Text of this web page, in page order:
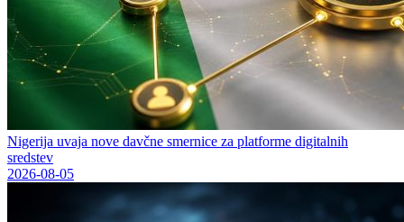
Nigerija uvaja nove davčne smernice za platforme digitalnih
sredstev
2026-08-05